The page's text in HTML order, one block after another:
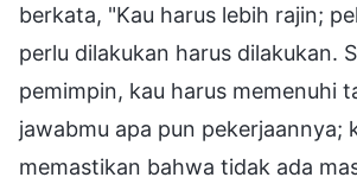
berkata, "Kau harus lebih rajin;
perlu dilakukan harus dilakukan.
pemimpin, kau harus memenuhi
jawabmu apa pun pekerjaannya;
memastikan bahwa tidak ada